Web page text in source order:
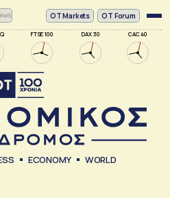
FTSE 100 DAX 30 CAC 40
ΟΤ Markets OT Forum
ECONOMY WORLD